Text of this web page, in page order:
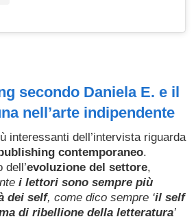
secondo Daniela E. e il
nell’arte indipendente
interessanti dell’intervista riguarda
contemporaneo.
dell’evoluzione del settore,
i lettori sono sempre più
dei self, come dico sempre ‘il self
di ribellione della letteratura’